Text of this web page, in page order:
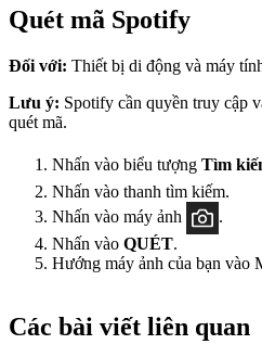
Quét mã Spotify
Đối với: Thiết bị di động và máy
Lưu ý: Spotify cần quyền truy cập
quét mã.
Nhấn vào biểu tượng Tìm
Nhấn vào thanh tìm kiếm.
Nhấn vào máy ảnh
.
Nhấn vào QUÉT.
Hướng máy ảnh của bạn vào
Các bài viết liên quan